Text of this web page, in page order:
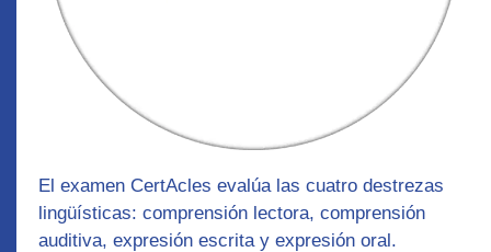
El examen CertAcles evalúa las cuatro destrezas
lingüísticas: comprensión lectora, comprensión
auditiva, expresión escrita y expresión oral.